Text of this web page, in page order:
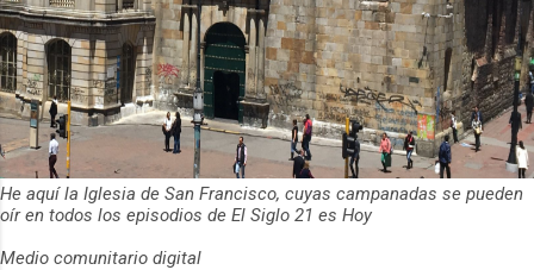
He aquí la Iglesia de San Francisco, cuyas campanadas se pueden
oír en todos los episodios de El Siglo 21 es Hoy
Medio comunitario digital